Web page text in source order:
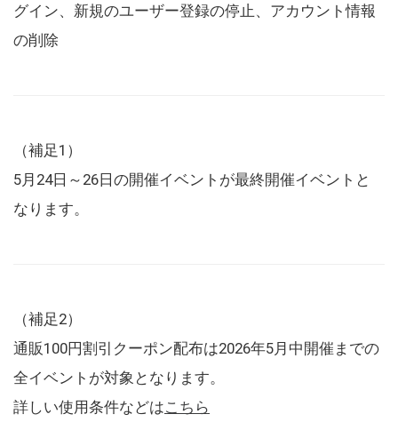
グイン、新規のユーザー登録の停止、アカウント情報
の削除
（補足1）
5月24日～26日の開催イベントが最終開催イベントと
なります。
（補足2）
通販100円割引クーポン配布は2026年5月中開催までの
全イベントが対象となります。
詳しい使用条件などはこちら